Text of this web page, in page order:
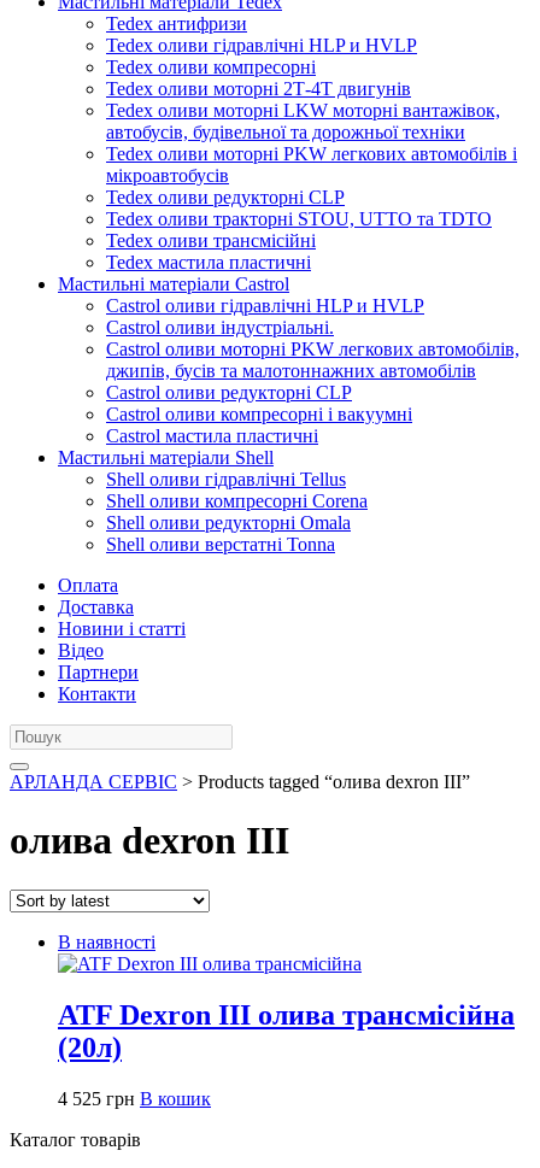
Tedex антифризи
Tedex оливи гідравлічні HLP и HVLP
Tedex оливи компресорні
Tedex оливи моторні 2Т-4Т двигунів
Tedex оливи моторні LKW моторні вантажівок,
автобусів, будівельної та дорожньої техніки
Tedex оливи моторні PKW легкових автомобілів і
мікроавтобусів
Tedex оливи редукторні CLP
Tedex оливи тракторні STOU, UTTO та TDTO
Tedex оливи трансмісійні
Tedex мастила пластичні
Мастильні матеріали Castrol
Castrol оливи гідравлічні HLP и HVLP
Castrol оливи індустріальні.
Castrol оливи моторні PKW легкових автомобілів,
джипів, бусів та малотоннажних автомобілів
Castrol оливи редукторні CLP
Castrol оливи компресорні і вакуумні
Castrol мастила пластичні
Мастильні матеріали Shell
Shell оливи гідравлічні Tellus
Shell оливи компресорні Corena
Shell оливи редукторні Omala
Shell оливи верстатні Tonna
Оплата
Доставка
Новини і статті
Відео
Партнери
Контакти
АРЛАНДА СЕРВІС > Products tagged “олива dexron III”
олива dexron III
В наявності
ATF Dexron ІІI олива трансмісійна
(20л)
4 525 грн В кошик
Каталог товарів